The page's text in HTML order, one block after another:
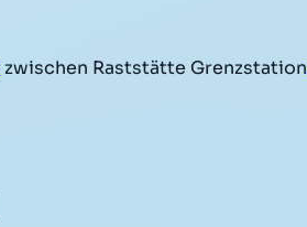
zwischen Raststätte Grenzstation